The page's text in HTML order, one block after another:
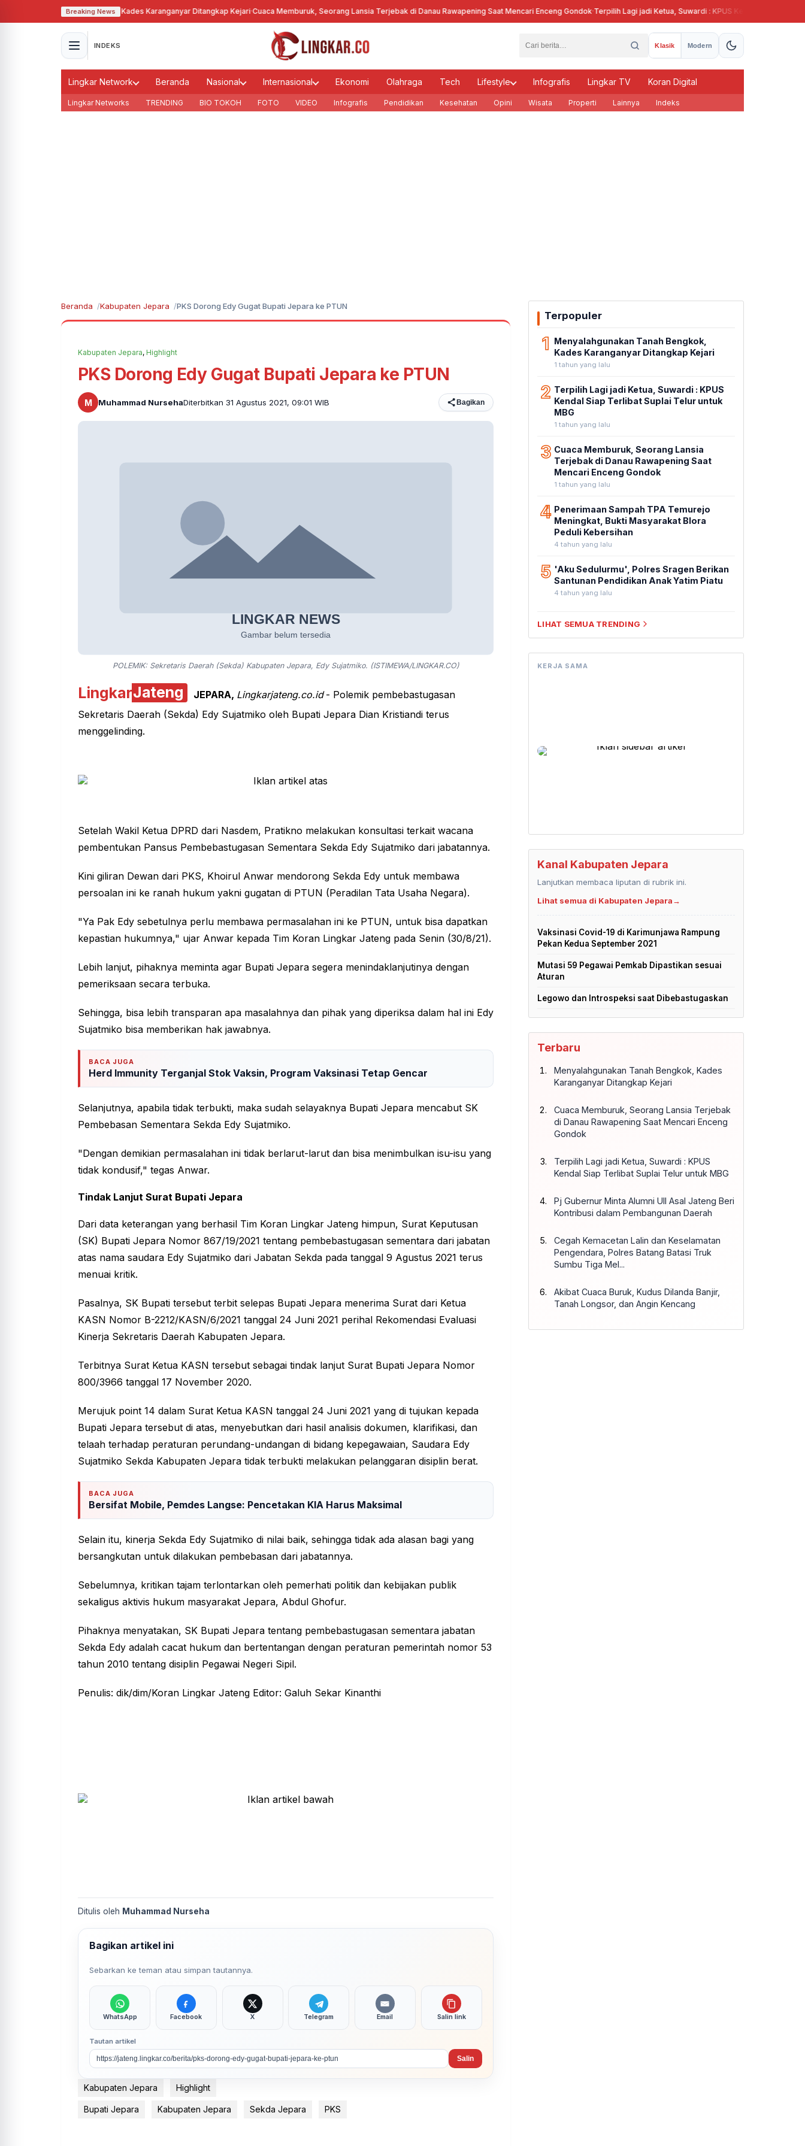
Breaking News
Tanah Bengkok, Kades Karanganyar Ditangkap Kejari· Cuaca Memburuk, Seorang Lansia Terjebak di Danau Rawapening Saat Mencari Enceng Gondok·Terpilih Lagi jadi Ketua, Suwardi : KPUS Kendal Siap Terlibat
INDEKS Klasik Modern
Lingkar Network Beranda Nasional Internasional Ekonomi Olahraga Tech Lifestyle Infografis Lingkar TV Koran Digital
Lingkar Networks TRENDING BIO TOKOH FOTO VIDEO Infografis Pendidikan Kesehatan Opini Wisata Properti Lainnya Indeks
Beranda Kabupaten Jepara PKS Dorong Edy Gugat Bupati Jepara ke PTUN
Kabupaten Jepara, Highlight
PKS Dorong Edy Gugat Bupati Jepara ke PTUN
M Muhammad NursehaDiterbitkan 31 Agustus 2021, 09:01 WIB Bagikan
POLEMIK: Sekretaris Daerah (Sekda) Kabupaten Jepara, Edy Sujatmiko. (ISTIMEWA/LINGKAR.CO)
LingkarJateng JEPARA, Lingkarjateng.co.id - Polemik pembebastugasan
Sekretaris Daerah (Sekda) Edy Sujatmiko oleh Bupati Jepara Dian Kristiandi terus
menggelinding.
Setelah Wakil Ketua DPRD dari Nasdem, Pratikno melakukan konsultasi terkait wacana
pembentukan Pansus Pembebastugasan Sementara Sekda Edy Sujatmiko dari jabatannya.
Kini giliran Dewan dari PKS, Khoirul Anwar mendorong Sekda Edy untuk membawa
persoalan ini ke ranah hukum yakni gugatan di PTUN (Peradilan Tata Usaha Negara).
"Ya Pak Edy sebetulnya perlu membawa permasalahan ini ke PTUN, untuk bisa dapatkan
kepastian hukumnya," ujar Anwar kepada Tim Koran Lingkar Jateng pada Senin (30/8/21).
Lebih lanjut, pihaknya meminta agar Bupati Jepara segera menindaklanjutinya dengan
pemeriksaan secara terbuka.
Sehingga, bisa lebih transparan apa masalahnya dan pihak yang diperiksa dalam hal ini Edy
Sujatmiko bisa memberikan hak jawabnya.
BACA JUGA
Herd Immunity Terganjal Stok Vaksin, Program Vaksinasi Tetap Gencar
Selanjutnya, apabila tidak terbukti, maka sudah selayaknya Bupati Jepara mencabut SK
Pembebasan Sementara Sekda Edy Sujatmiko.
"Dengan demikian permasalahan ini tidak berlarut-larut dan bisa menimbulkan isu-isu yang
tidak kondusif," tegas Anwar.
Tindak Lanjut Surat Bupati Jepara
Dari data keterangan yang berhasil Tim Koran Lingkar Jateng himpun, Surat Keputusan
(SK) Bupati Jepara Nomor 867/19/2021 tentang pembebastugasan sementara dari jabatan
atas nama saudara Edy Sujatmiko dari Jabatan Sekda pada tanggal 9 Agustus 2021 terus
menuai kritik.
Pasalnya, SK Bupati tersebut terbit selepas Bupati Jepara menerima Surat dari Ketua
KASN Nomor B-2212/KASN/6/2021 tanggal 24 Juni 2021 perihal Rekomendasi Evaluasi
Kinerja Sekretaris Daerah Kabupaten Jepara.
Terbitnya Surat Ketua KASN tersebut sebagai tindak lanjut Surat Bupati Jepara Nomor
800/3966 tanggal 17 November 2020.
Merujuk point 14 dalam Surat Ketua KASN tanggal 24 Juni 2021 yang di tujukan kepada
Bupati Jepara tersebut di atas, menyebutkan dari hasil analisis dokumen, klarifikasi, dan
telaah terhadap peraturan perundang-undangan di bidang kepegawaian, Saudara Edy
Sujatmiko Sekda Kabupaten Jepara tidak terbukti melakukan pelanggaran disiplin berat.
BACA JUGA
Bersifat Mobile, Pemdes Langse: Pencetakan KIA Harus Maksimal
Selain itu, kinerja Sekda Edy Sujatmiko di nilai baik, sehingga tidak ada alasan bagi yang
bersangkutan untuk dilakukan pembebasan dari jabatannya.
Sebelumnya, kritikan tajam terlontarkan oleh pemerhati politik dan kebijakan publik
sekaligus aktivis hukum masyarakat Jepara, Abdul Ghofur.
Pihaknya menyatakan, SK Bupati Jepara tentang pembebastugasan sementara jabatan
Sekda Edy adalah cacat hukum dan bertentangan dengan peraturan pemerintah nomor 53
tahun 2010 tentang disiplin Pegawai Negeri Sipil.
Penulis: dik/dim/Koran Lingkar Jateng Editor: Galuh Sekar Kinanthi
Ditulis oleh Muhammad Nurseha
Bagikan artikel ini
Sebarkan ke teman atau simpan tautannya.
WhatsApp Facebook X Telegram Email Salin link
Tautan artikel
Salin
Kabupaten Jepara Highlight
Bupati Jepara Kabupaten Jepara Sekda Jepara PKS
Terpopuler
1 Menyalahgunakan Tanah Bengkok,
Kades Karanganyar Ditangkap Kejari
1 tahun yang lalu
2 Terpilih Lagi jadi Ketua, Suwardi : KPUS
Kendal Siap Terlibat Suplai Telur untuk
MBG
1 tahun yang lalu
3 Cuaca Memburuk, Seorang Lansia
Terjebak di Danau Rawapening Saat
Mencari Enceng Gondok
1 tahun yang lalu
4 Penerimaan Sampah TPA Temurejo
Meningkat, Bukti Masyarakat Blora
Peduli Kebersihan
4 tahun yang lalu
5 'Aku Sedulurmu', Polres Sragen Berikan
Santunan Pendidikan Anak Yatim Piatu
4 tahun yang lalu
LIHAT SEMUA TRENDING
KERJA SAMA
Kanal Kabupaten Jepara
Lanjutkan membaca liputan di rubrik ini.
Lihat semua di Kabupaten Jepara→
Vaksinasi Covid-19 di Karimunjawa Rampung
Pekan Kedua September 2021
Mutasi 59 Pegawai Pemkab Dipastikan sesuai
Aturan
Legowo dan Introspeksi saat Dibebastugaskan
Terbaru
Menyalahgunakan Tanah Bengkok, Kades
Karanganyar Ditangkap Kejari
Cuaca Memburuk, Seorang Lansia Terjebak
di Danau Rawapening Saat Mencari Enceng
Gondok
Terpilih Lagi jadi Ketua, Suwardi : KPUS
Kendal Siap Terlibat Suplai Telur untuk MBG
Pj Gubernur Minta Alumni UII Asal Jateng Beri
Kontribusi dalam Pembangunan Daerah
Cegah Kemacetan Lalin dan Keselamatan
Pengendara, Polres Batang Batasi Truk
Sumbu Tiga Mel...
Akibat Cuaca Buruk, Kudus Dilanda Banjir,
Tanah Longsor, dan Angin Kencang